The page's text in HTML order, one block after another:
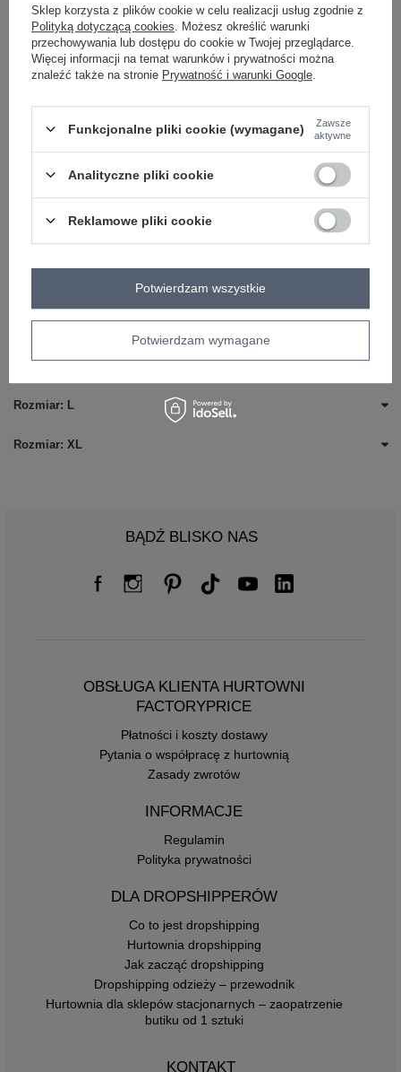
bawełna
#długość:
długa
#styl nogawek:
ściągacze
#wysokość w pasie:
#kieszenie:
#cechy dodatkowe:
lampasy
90% bawełna,10% elastan
#sposób prania :
#modelka:
emblemat_FP:
txt_COTTON COMFORT#546070#FFFFFF
dół ,lewo
Rozmiar: S
Rozmiar: M
Rozmiar: L
Rozmiar: XL
BĄDŹ BLISKO NAS
OBSŁUGA KLIENTA HURTOWNI
FACTORYPRICE
Płatności i koszty dostawy
Pytania o współpracę z hurtownią
Zasady zwrotów
INFORMACJE
Regulamin
Polityka prywatności
DLA DROPSHIPPERÓW
Co to jest dropshipping
Hurtownia dropshipping
Jak zacząć dropshipping
Dropshipping odzieży – przewodnik
Hurtownia dla sklepów stacjonarnych – zaopatrzenie
butiku od 1 sztuki
KONTAKT
Sklep korzysta z plików cookie w celu realizacji usług zgodnie z
Polityką dotyczącą cookies . Możesz określić warunki
przechowywania lub dostępu do cookie w Twojej przeglądarce.
Więcej informacji na temat warunków i prywatności można
znaleźć także na stronie Prywatność i warunki Google
Funkcjonalne pliki cookie (wymagane)
Zawsze
aktywne
Analityczne pliki cookie
Reklamowe pliki cookie
Potwierdzam wymagane
Potwierdzam wszystkie